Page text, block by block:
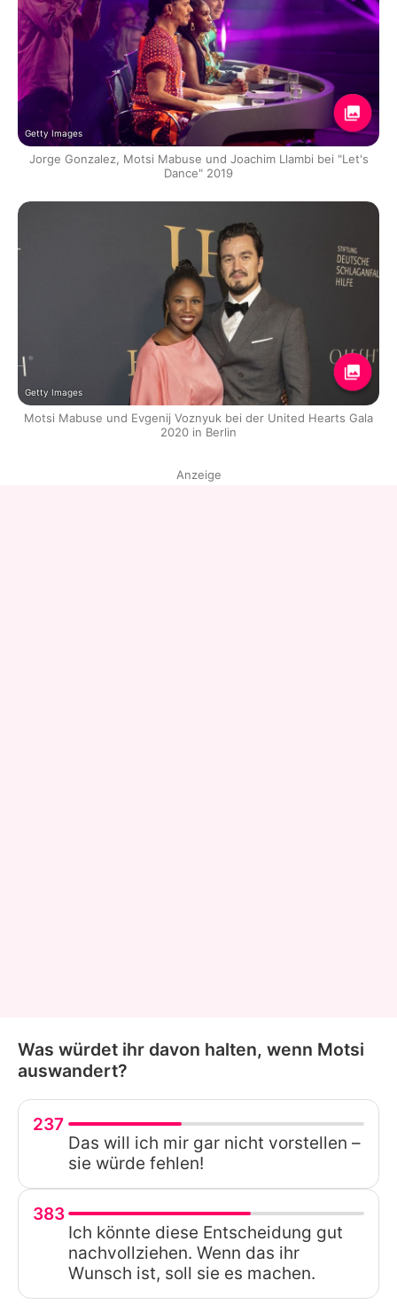
Getty Images
Jorge Gonzalez, Motsi Mabuse und Joachim Llambi bei "Let's
Dance" 2019
Getty Images
Motsi Mabuse und Evgenij Voznyuk bei der United Hearts Gala
2020 in Berlin
Anzeige
Was würdet ihr davon halten, wenn Motsi
auswandert?
237
Das will ich mir gar nicht vorstellen –
sie würde fehlen!
383
Ich könnte diese Entscheidung gut
nachvollziehen. Wenn das ihr
Wunsch ist, soll sie es machen.